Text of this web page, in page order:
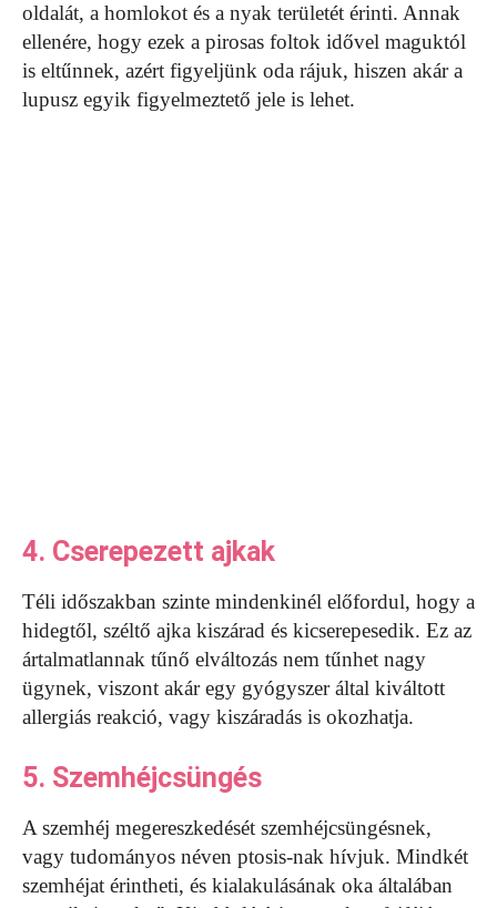
oldalát, a homlokot és a nyak területét érinti. Annak
ellenére, hogy ezek a pirosas foltok idővel maguktól
is eltűnnek, azért figyeljünk oda rájuk, hiszen akár a
lupusz egyik figyelmeztető jele is lehet.
4. Cserepezett ajkak
Téli időszakban szinte mindenkinél előfordul, hogy a
hidegtől, széltő ajka kiszárad és kicserepesedik. Ez az
ártalmatlannak tűnő elváltozás nem tűnhet nagy
ügynek, viszont akár egy gyógyszer által kiváltott
allergiás reakció, vagy kiszáradás is okozhatja.
5. Szemhéjcsüngés
A szemhéj megereszkedését szemhéjcsüngésnek,
vagy tudományos néven ptosis-nak hívjuk. Mindkét
szemhéjat érintheti, és kialakulásának oka általában